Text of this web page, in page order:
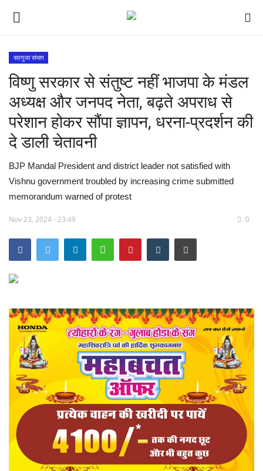
देश
मध्य प्रदेश
विश्व
मुख्य समाचार
विदेश
राष्ट्रीय
राज्य
व्यापार
संपादकीय
रोजगार
राजनीति
सरगुजा संभाग
विष्णु सरकार से संतुष्ट नहीं भाजपा के मंडल
अध्यक्ष और जनपद नेता, बढ़ते अपराध से
परेशान होकर सौंपा ज्ञापन, धरना-प्रदर्शन की
दे डाली चेतावनी
BJP Mandal President and district leader not satisfied with
Vishnu government troubled by increasing crime submitted
memorandum warned of protest
Nov 23, 2024 - 23:49 0